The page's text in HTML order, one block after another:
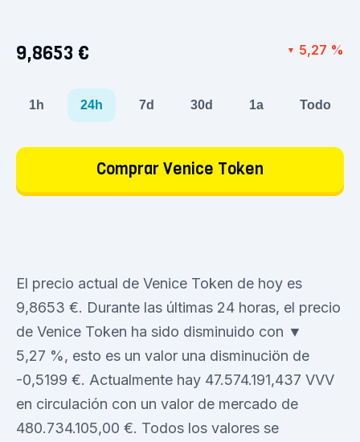
9,8653 € ▼ 5,27 %
1h 24h 7d 30d 1a Todo
Comprar Venice Token
El precio actual de Venice Token de hoy es
9,8653 €. Durante las últimas 24 horas, el precio
de Venice Token ha sido disminuido con ▼
5,27 %, esto es un valor una disminuciön de
-0,5199 €. Actualmente hay 47.574.191,437 VVV
en circulación con un valor de mercado de
480.734.105,00 €. Todos los valores se